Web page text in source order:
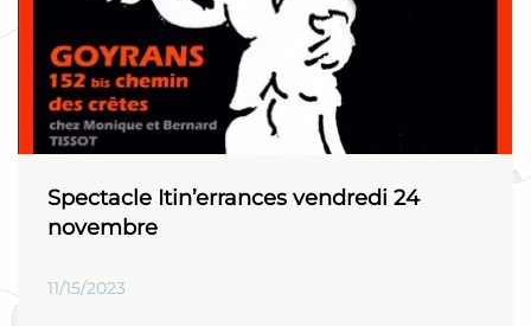
Spectacle Itin’errances vendredi 24
novembre
11/15/2023